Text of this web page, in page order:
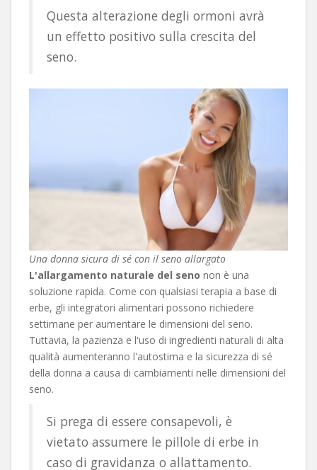
Questa alterazione degli ormoni avrà
un effetto positivo sulla crescita del
seno.
Una donna sicura di sé con il seno allargato
L'allargamento naturale del seno non è una
soluzione rapida. Come con qualsiasi terapia a base di
erbe, gli integratori alimentari possono richiedere
settimane per aumentare le dimensioni del seno.
Tuttavia, la pazienza e l'uso di ingredienti naturali di alta
qualità aumenteranno l'autostima e la sicurezza di sé
della donna a causa di cambiamenti nelle dimensioni del
seno.
Si prega di essere consapevoli, è
vietato assumere le pillole di erbe in
caso di gravidanza o allattamento.